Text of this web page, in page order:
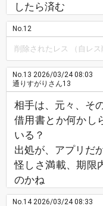
したら済む
No.12
削除されたレス （自レス
No.13 2026/03/24 08:03
通りすがりさん13
相手は、元々、そ
借用書とか何かし
いる？
出処が、アプリだ
怪しさ満載、期限
のかね
No.142026/03/24 08:33